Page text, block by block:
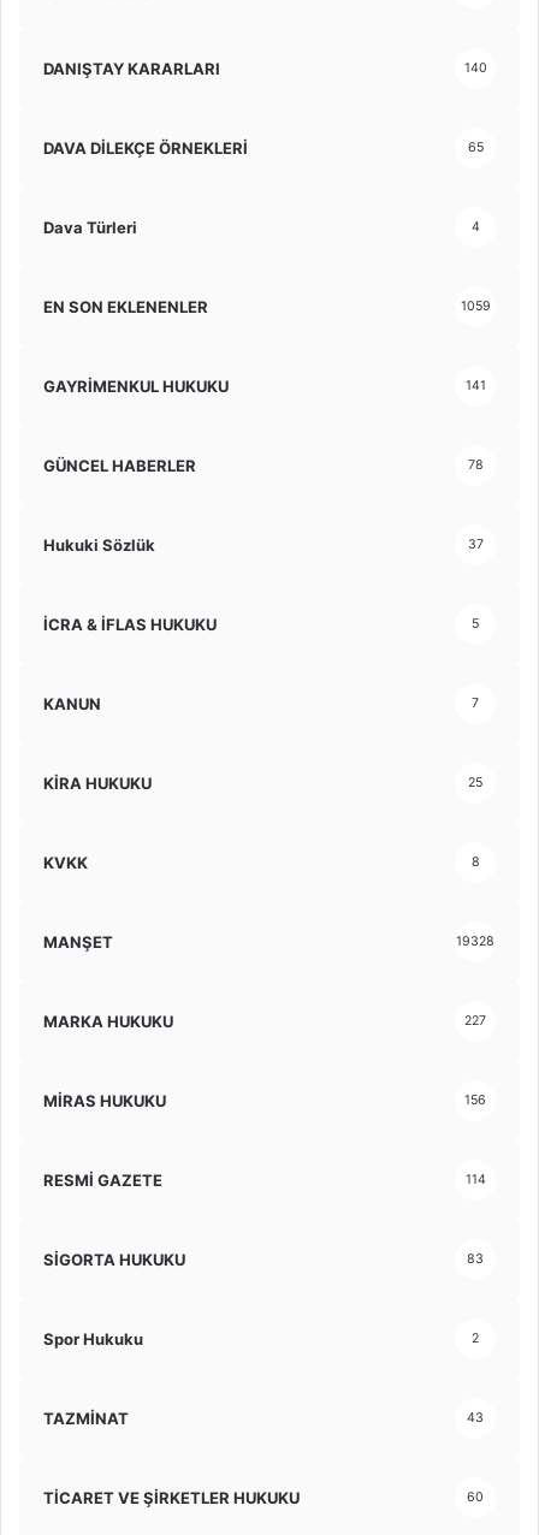
DANIŞTAY KARARLARI 140
DAVA DİLEKÇE ÖRNEKLERİ 65
Dava Türleri 4
EN SON EKLENENLER 1059
GAYRİMENKUL HUKUKU 141
GÜNCEL HABERLER 78
Hukuki Sözlük 37
İCRA & İFLAS HUKUKU 5
KANUN 7
KİRA HUKUKU 25
KVKK 8
MANŞET 19328
MARKA HUKUKU 227
MİRAS HUKUKU 156
RESMİ GAZETE 114
SİGORTA HUKUKU 83
Spor Hukuku 2
TAZMİNAT 43
TİCARET VE ŞİRKETLER HUKUKU 60